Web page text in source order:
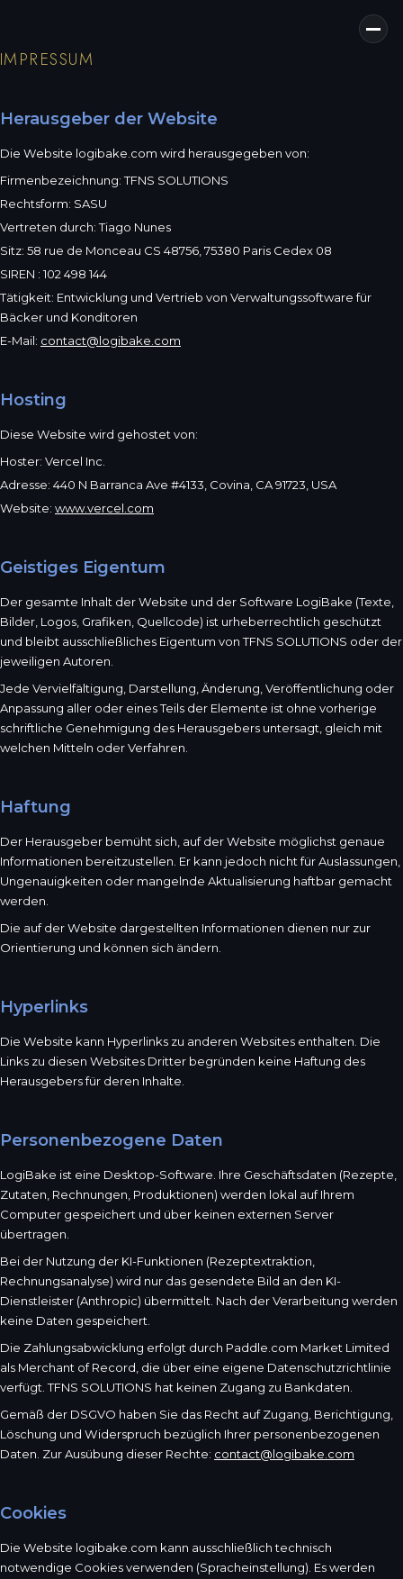
IMPRESSUM
Herausgeber der Website
Die Website logibake.com wird herausgegeben von:
Firmenbezeichnung: TFNS SOLUTIONS
Rechtsform: SASU
Vertreten durch: Tiago Nunes
Sitz: 58 rue de Monceau CS 48756, 75380 Paris Cedex 08
SIREN : 102 498 144
Tätigkeit: Entwicklung und Vertrieb von Verwaltungssoftware für
Bäcker und Konditoren
E-Mail: contact@logibake.com
Hosting
Diese Website wird gehostet von:
Hoster: Vercel Inc.
Adresse: 440 N Barranca Ave #4133, Covina, CA 91723, USA
Website: www.vercel.com
Geistiges Eigentum
Der gesamte Inhalt der Website und der Software LogiBake (Texte,
Bilder, Logos, Grafiken, Quellcode) ist urheberrechtlich geschützt
und bleibt ausschließliches Eigentum von TFNS SOLUTIONS oder der
jeweiligen Autoren.
Jede Vervielfältigung, Darstellung, Änderung, Veröffentlichung oder
Anpassung aller oder eines Teils der Elemente ist ohne vorherige
schriftliche Genehmigung des Herausgebers untersagt, gleich mit
welchen Mitteln oder Verfahren.
Haftung
Der Herausgeber bemüht sich, auf der Website möglichst genaue
Informationen bereitzustellen. Er kann jedoch nicht für Auslassungen,
Ungenauigkeiten oder mangelnde Aktualisierung haftbar gemacht
werden.
Die auf der Website dargestellten Informationen dienen nur zur
Orientierung und können sich ändern.
Hyperlinks
Die Website kann Hyperlinks zu anderen Websites enthalten. Die
Links zu diesen Websites Dritter begründen keine Haftung des
Herausgebers für deren Inhalte.
Personenbezogene Daten
LogiBake ist eine Desktop-Software. Ihre Geschäftsdaten (Rezepte,
Zutaten, Rechnungen, Produktionen) werden lokal auf Ihrem
Computer gespeichert und über keinen externen Server
übertragen.
Bei der Nutzung der KI-Funktionen (Rezeptextraktion,
Rechnungsanalyse) wird nur das gesendete Bild an den KI-
Dienstleister (Anthropic) übermittelt. Nach der Verarbeitung werden
keine Daten gespeichert.
Die Zahlungsabwicklung erfolgt durch Paddle.com Market Limited
als Merchant of Record, die über eine eigene Datenschutzrichtlinie
verfügt. TFNS SOLUTIONS hat keinen Zugang zu Bankdaten.
Gemäß der DSGVO haben Sie das Recht auf Zugang, Berichtigung,
Löschung und Widerspruch bezüglich Ihrer personenbezogenen
Daten. Zur Ausübung dieser Rechte: contact@logibake.com
Cookies
Die Website logibake.com kann ausschließlich technisch
notwendige Cookies verwenden (Spracheinstellung). Es werden